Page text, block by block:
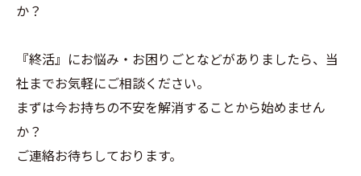
か？
『終活』にお悩み・お困りごとなどがありましたら、当
社までお気軽にご相談ください。
まずは今お持ちの不安を解消することから始めません
か？
ご連絡お待ちしております。